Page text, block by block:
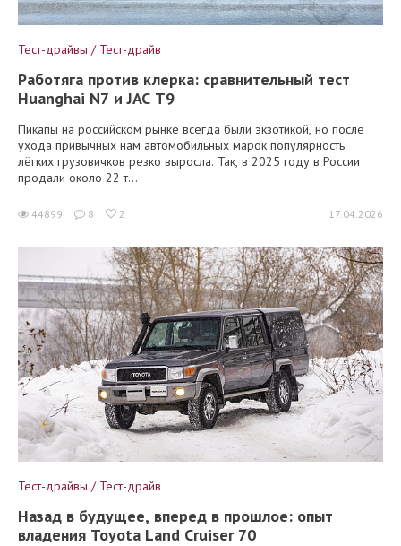
Тест-драйвы / Тест-драйв
Работяга против клерка: сравнительный тест
Huanghai N7 и JAC T9
Пикапы на российском рынке всегда были экзотикой, но после
ухода привычных нам автомобильных марок популярность
лёгких грузовичков резко выросла. Так, в 2025 году в России
продали около 22 т...
44899 8 2 17.04.2026
Тест-драйвы / Тест-драйв
Назад в будущее, вперед в прошлое: опыт
владения Toyota Land Cruiser 70